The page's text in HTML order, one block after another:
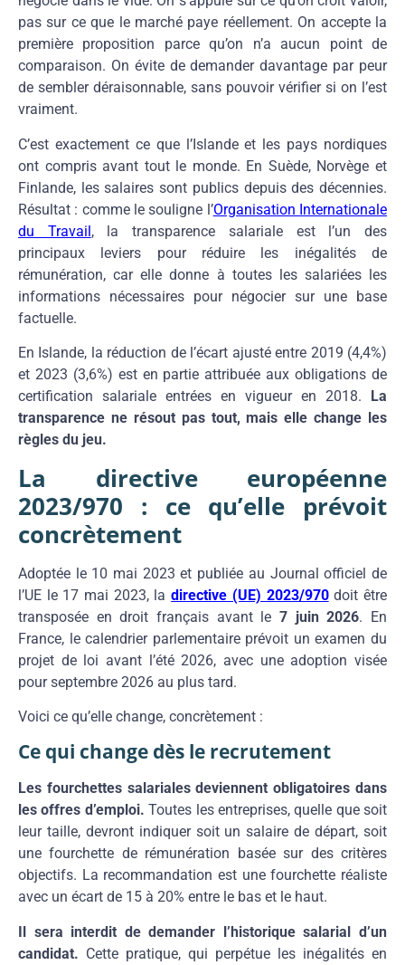
pas sur ce que le marché paye réellement. On accepte la
première proposition parce qu’on n’a aucun point de
comparaison. On évite de demander davantage par peur
de sembler déraisonnable, sans pouvoir vérifier si on l’est
vraiment.
C’est exactement ce que l’Islande et les pays nordiques
ont compris avant tout le monde. En Suède, Norvège et
Finlande, les salaires sont publics depuis des décennies.
Résultat : comme le souligne l’Organisation Internationale
du Travail, la transparence salariale est l’un des
principaux leviers pour réduire les inégalités de
rémunération, car elle donne à toutes les salariées les
informations nécessaires pour négocier sur une base
factuelle.
En Islande, la réduction de l’écart ajusté entre 2019 (4,4%)
et 2023 (3,6%) est en partie attribuée aux obligations de
certification salariale entrées en vigueur en 2018. La
transparence ne résout pas tout, mais elle change les
règles du jeu.
La directive européenne
2023/970 : ce qu’elle prévoit
concrètement
Adoptée le 10 mai 2023 et publiée au Journal officiel de
l’UE le 17 mai 2023, ladirective (UE) 2023/970doit être
transposée en droit français avant le 7 juin 2026. En
France, le calendrier parlementaire prévoit un examen du
projet de loi avant l’été 2026, avec une adoption visée
pour septembre 2026 au plus tard.
Voici ce qu’elle change, concrètement :
Ce qui change dès le recrutement
Les fourchettes salariales deviennent obligatoires dans
les offres d’emploi. Toutes les entreprises, quelle que soit
leur taille, devront indiquer soit un salaire de départ, soit
une fourchette de rémunération basée sur des critères
objectifs. La recommandation est une fourchette réaliste
avec un écart de 15 à 20% entre le bas et le haut.
Il sera interdit de demander l’historique salarial d’un
candidat. Cette pratique, qui perpétue les inégalités en